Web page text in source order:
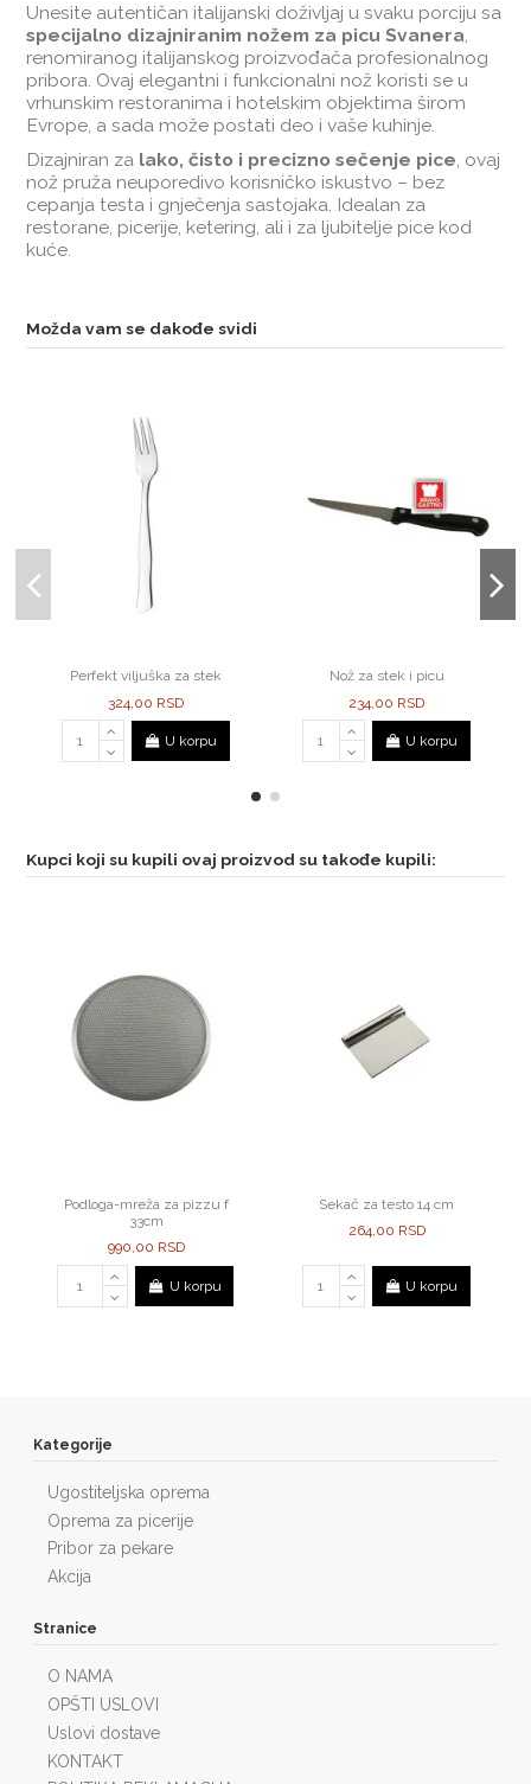
Unesite autentičan italijanski doživljaj u svaku porciju sa
specijalno dizajniranim nožem za picu Svanera,
renomiranog italijanskog proizvođača profesionalnog
pribora. Ovaj elegantni i funkcionalni nož koristi se u
vrhunskim restoranima i hotelskim objektima širom
Evrope, a sada može postati deo i vaše kuhinje.
Dizajniran za lako, čisto i precizno sečenje pice , ovaj
nož pruža neuporedivo korisničko iskustvo – bez
cepanja testa i gnječenja sastojaka. Idealan za
restorane, picerije, ketering, ali i za ljubitelje pice kod
kuće.
Možda vam se dakođe svidi
Perfekt viljuška za stek
324,00 RSD
U korpu
Nož za stek i picu
234,00 RSD
U korpu
Kupci koji su kupili ovaj proizvod su takođe kupili:
Podloga-mreža za pizzu f
33cm
990,00 RSD
U korpu
Sekač za testo 14 cm
264,00 RSD
U korpu
Kategorije
Ugostiteljska oprema
Oprema za picerije
Pribor za pekare
Akcija
Stranice
O NAMA
OPŠTI USLOVI
Uslovi dostave
KONTAKT